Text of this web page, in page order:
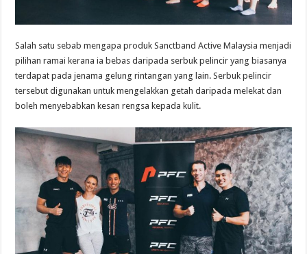
Salah satu sebab mengapa produk Sanctband Active Malaysia menjadi
pilihan ramai kerana ia bebas daripada serbuk pelincir yang biasanya
terdapat pada jenama gelung rintangan yang lain. Serbuk pelincir
tersebut digunakan untuk mengelakkan getah daripada melekat dan
boleh menyebabkan kesan rengsa kepada kulit.